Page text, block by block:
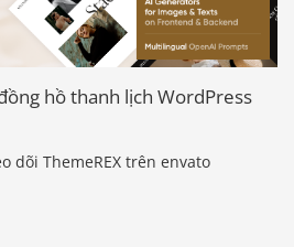
hồ thanh lịch WordPress